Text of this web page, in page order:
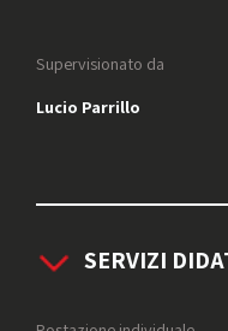
Supervisionato da
Lucio Parrillo
SERVIZI